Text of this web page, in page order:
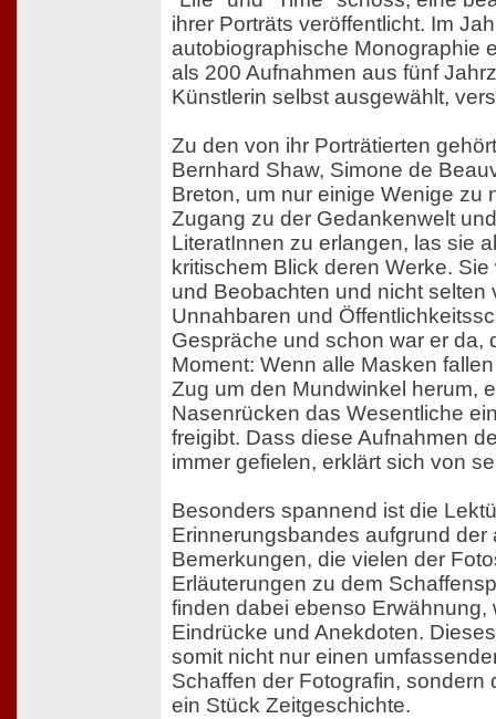
ihrer Porträts veröffentlicht. Im
autobiographische Monographie
als 200 Aufnahmen aus fünf
Künstlerin selbst ausgewählt,
Zu den von ihr Porträtierten
Bernhard Shaw, Simone de
Breton, um nur einige Wenige zu
Zugang zu der Gedankenwelt
LiteratInnen zu erlangen, las sie
kritischem Blick deren Werke.
und Beobachten und nicht selten
Unnahbaren und
Gespräche und schon war er da,
Moment: Wenn alle Masken
Zug um den Mundwinkel herum,
Nasenrücken das Wesentliche
freigibt. Dass diese Aufnahmen
immer gefielen, erklärt sich von
Besonders spannend ist die
Erinnerungsbandes aufgrund
Bemerkungen, die vielen der
Erläuterungen zu dem
finden dabei ebenso Erwähnung,
Eindrücke und Anekdoten.
somit nicht nur einen
Schaffen der Fotografin, sondern
ein Stück Zeitgeschichte.